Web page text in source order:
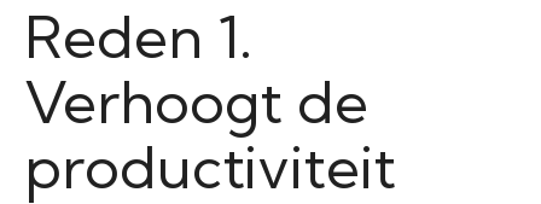
Reden 1.
Verhoogt de
productiviteit